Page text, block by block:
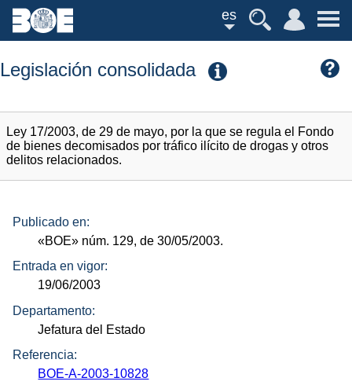
es
Legislación consolidada
Ley 17/2003, de 29 de mayo, por la que se regula el Fondo
de bienes decomisados por tráfico ilícito de drogas y otros
delitos relacionados.
Publicado en:
«BOE» núm. 129, de 30/05/2003.
Entrada en vigor:
19/06/2003
Departamento:
Jefatura del Estado
Referencia:
BOE-A-2003-10828